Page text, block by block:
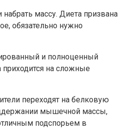
массу. Диета призвана
обязательно нужно
и полноценный
приходится на сложные
переходят на белковую
мышечной массы,
подспорьем в